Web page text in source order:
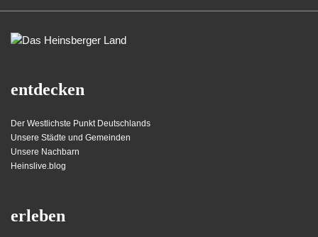
entdecken
Der Westlichste Punkt Deutschlands
Unsere Städte und Gemeinden
Unsere Nachbarn
Heinslive.blog
erleben